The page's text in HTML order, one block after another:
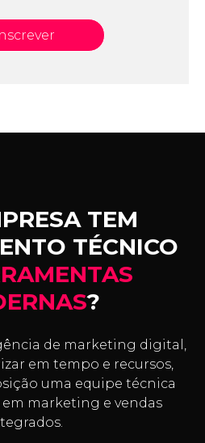
TEM
TÉCNICO
?
de marketing digital,
em tempo e recursos,
uma equipe técnica
marketing e vendas